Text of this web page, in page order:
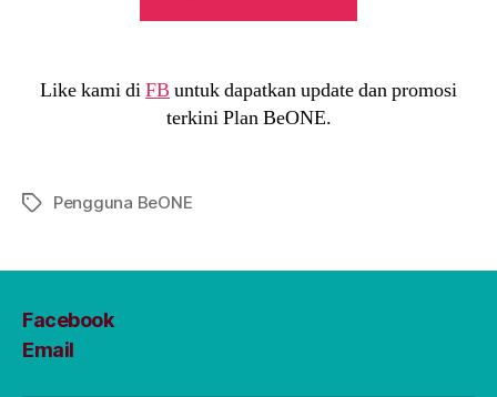
Like kami diFB untuk dapatkan update dan promosi
terkini Plan BeONE.
TagsPengguna BeONE
Facebook
Email